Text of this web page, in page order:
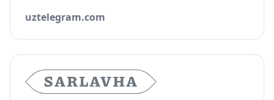
uztelegram.com